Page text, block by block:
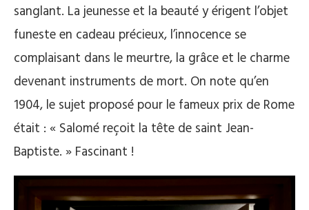
sanglant. La jeunesse et la beauté y érigent l’objet
funeste en cadeau précieux, l’innocence se
complaisant dans le meurtre, la grâce et le charme
devenant instruments de mort. On note qu’en
1904, le sujet proposé pour le fameux prix de Rome
était : « Salomé reçoit la tête de saint Jean-
Baptiste. » Fascinant !